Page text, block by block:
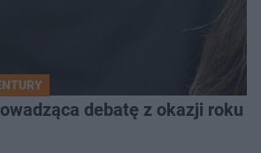
debatę z okazji roku